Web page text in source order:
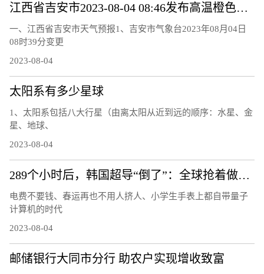
江西省吉安市2023-08-04 08:46发布高温橙色预警
一、江西省吉安市天气预报1、吉安市气象台2023年08月04日
08时39分变更
2023-08-04
太阳系有多少星球
1、太阳系包括八大行星（由离太阳从近到远的顺序：水星、金
星、地球、
2023-08-04
289个小时后，韩国超导“倒了”：全球抢着做的复现实验还做吗
电费不要钱、春运再也不用人挤人、小学生手表上都自带量子
计算机的时代
2023-08-04
邮储银行大同市分行 助农户实现增收致富